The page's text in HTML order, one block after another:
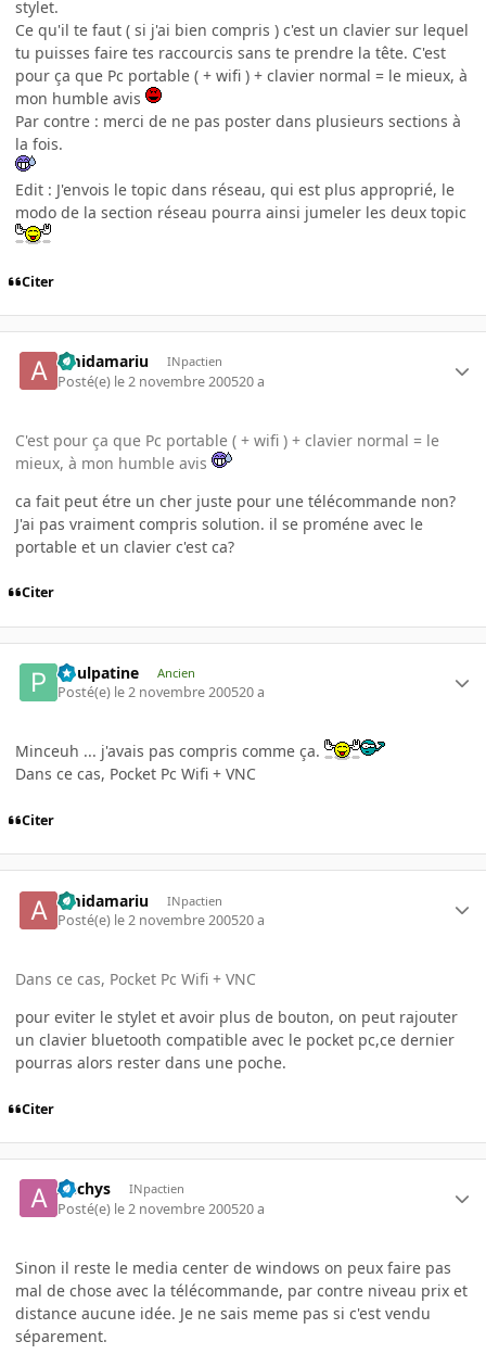
stylet.
Ce qu'il te faut ( si j'ai bien compris ) c'est un clavier sur lequel
tu puisses faire tes raccourcis sans te prendre la tête. C'est
pour ça que Pc portable ( + wifi ) + clavier normal = le mieux, à
mon humble avis
Par contre : merci de ne pas poster dans plusieurs sections à
la fois.
Edit : J'envois le topic dans réseau, qui est plus approprié, le
modo de la section réseau pourra ainsi jumeler les deux topic
Citer
amidamariu INpactien
Posté(e) le 2 novembre 200520 a
C'est pour ça que Pc portable ( + wifi ) + clavier normal = le
mieux, à mon humble avis
ca fait peut étre un cher juste pour une télécommande non?
J'ai pas vraiment compris solution. il se proméne avec le
portable et un clavier c'est ca?
Citer
Poulpatine Ancien
Posté(e) le 2 novembre 200520 a
Minceuh ... j'avais pas compris comme ça.
Dans ce cas, Pocket Pc Wifi + VNC
Citer
amidamariu INpactien
Posté(e) le 2 novembre 200520 a
Dans ce cas, Pocket Pc Wifi + VNC
pour eviter le stylet et avoir plus de bouton, on peut rajouter
un clavier bluetooth compatible avec le pocket pc,ce dernier
pourras alors rester dans une poche.
Citer
Aechys INpactien
Posté(e) le 2 novembre 200520 a
Sinon il reste le media center de windows on peux faire pas
mal de chose avec la télécommande, par contre niveau prix et
distance aucune idée. Je ne sais meme pas si c'est vendu
séparement.